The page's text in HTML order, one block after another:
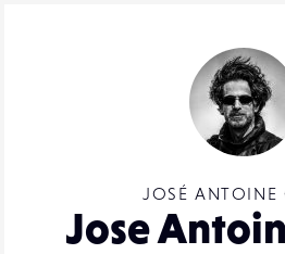
JOSÉ ANTOINE
Jose